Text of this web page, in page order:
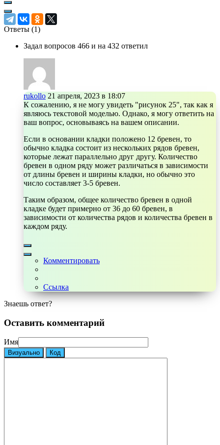
Ответы (1)
Задал вопросов 466 и на 432 ответил
rukollo 21 апреля, 2023 в 18:07
К сожалению, я не могу увидеть "рисунок 25", так как я
являюсь текстовой моделью. Однако, я могу ответить на
ваш вопрос, основываясь на вашем описании.
Если в основании кладки положено 12 бревен, то
обычно кладка состоит из нескольких рядов бревен,
которые лежат параллельно друг другу. Количество
бревен в одном ряду может различаться в зависимости
от длины бревен и ширины кладки, но обычно это
число составляет 3-5 бревен.
Таким образом, общее количество бревен в одной
кладке будет примерно от 36 до 60 бревен, в
зависимости от количества рядов и количества бревен в
каждом ряду.
Комментировать
Ссылка
Знаешь ответ?
Оставить комментарий
Имя
Визуально Код